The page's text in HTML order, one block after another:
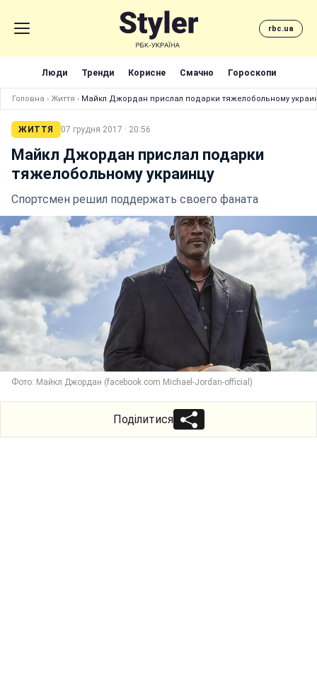
rbc.ua
Люди Тренди Корисне Смачно Гороскопи
Головна › Життя › Майкл Джордан прислал подарки тяжелобольному
ЖИТТЯ 07 грудня 2017 · 20:56
Майкл Джордан прислал подарки
тяжелобольному украинцу
Спортсмен решил поддержать своего фаната
Фото: Майкл Джордан (facebook.com Michael-Jordan-official)
Поділитися